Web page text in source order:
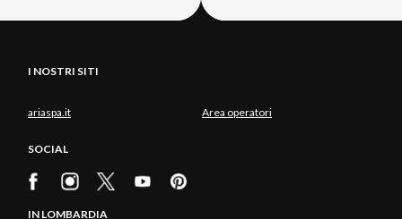
I NOSTRI SITI
ariaspa.it Area operatori
SOCIAL
IN LOMBARDIA